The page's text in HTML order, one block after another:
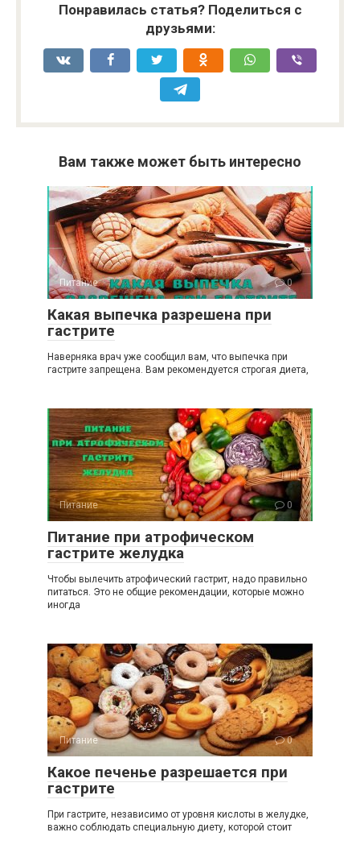
Понравилась статья? Поделиться с
друзьями:
Вам также может быть интересно
Питание 0
Какая выпечка разрешена при
гастрите
Наверняка врач уже сообщил вам, что выпечка при
гастрите запрещена. Вам рекомендуется строгая диета,
Питание 0
Питание при атрофическом
гастрите желудка
Чтобы вылечить атрофический гастрит, надо правильно
питаться. Это не общие рекомендации, которые можно
иногда
Питание 0
Какое печенье разрешается при
гастрите
При гастрите, независимо от уровня кислоты в желудке,
важно соблюдать специальную диету, которой стоит